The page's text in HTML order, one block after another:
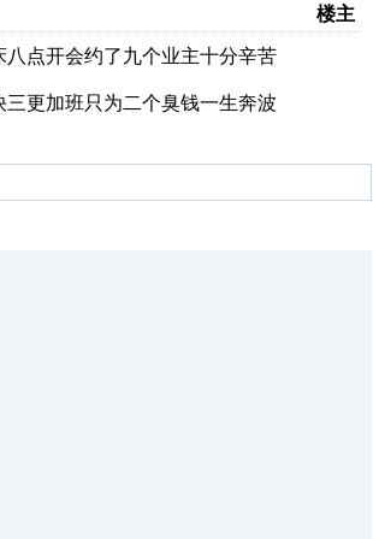
楼主
点开会约了九个业主十分辛苦
更加班只为二个臭钱一生奔波